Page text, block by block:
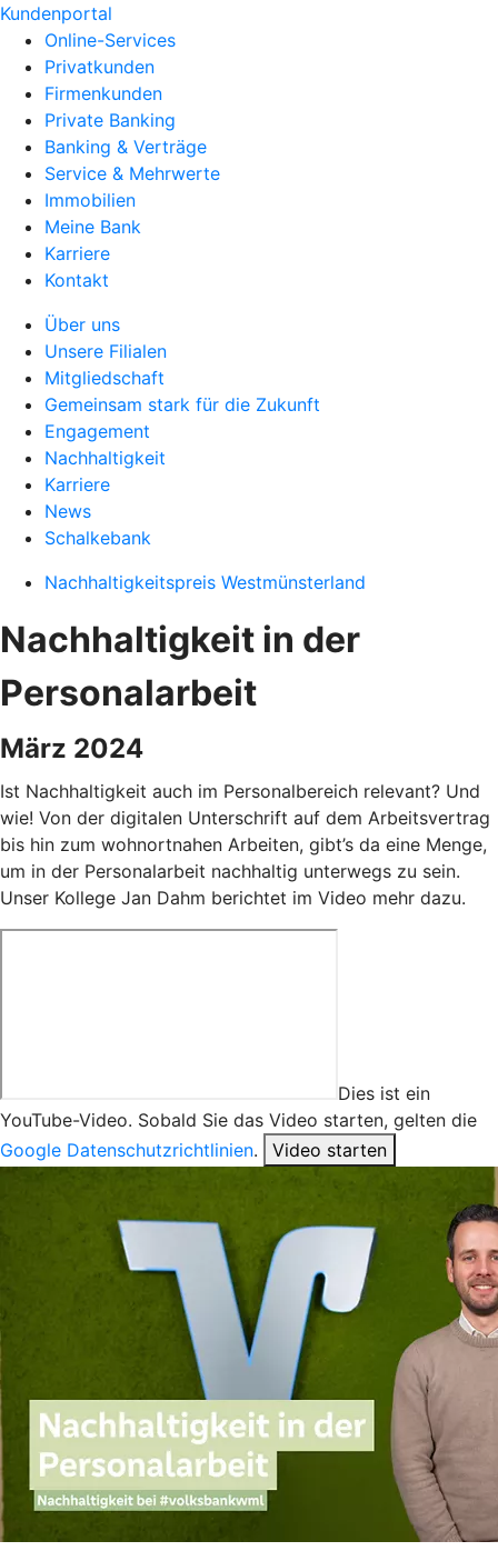
Kundenportal
Online-Services
Privatkunden
Firmenkunden
Private Banking
Banking & Verträge
Service & Mehrwerte
Immobilien
Meine Bank
Karriere
Kontakt
Über uns
Unsere Filialen
Mitgliedschaft
Gemeinsam stark für die Zukunft
Engagement
Nachhaltigkeit
Karriere
News
Schalkebank
Nachhaltigkeitspreis Westmünsterland
Nachhaltigkeit in der
Personalarbeit
März 2024
Ist Nachhaltigkeit auch im Personalbereich relevant? Und
wie! Von der digitalen Unterschrift auf dem Arbeitsvertrag
bis hin zum wohnortnahen Arbeiten, gibt’s da eine Menge,
um in der Personalarbeit nachhaltig unterwegs zu sein.
Unser Kollege Jan Dahm berichtet im Video mehr dazu.
Dies ist ein
YouTube-Video. Sobald Sie das Video starten, gelten die
Google Datenschutzrichtlinien. Video starten